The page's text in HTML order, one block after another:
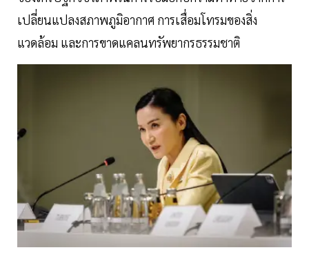
เปลี่ยนแปลงสภาพภูมิอากาศ การเสื่อมโทรมของสิ่ง
แวดล้อม และการขาดแคลนทรัพยากรธรรมชาติ